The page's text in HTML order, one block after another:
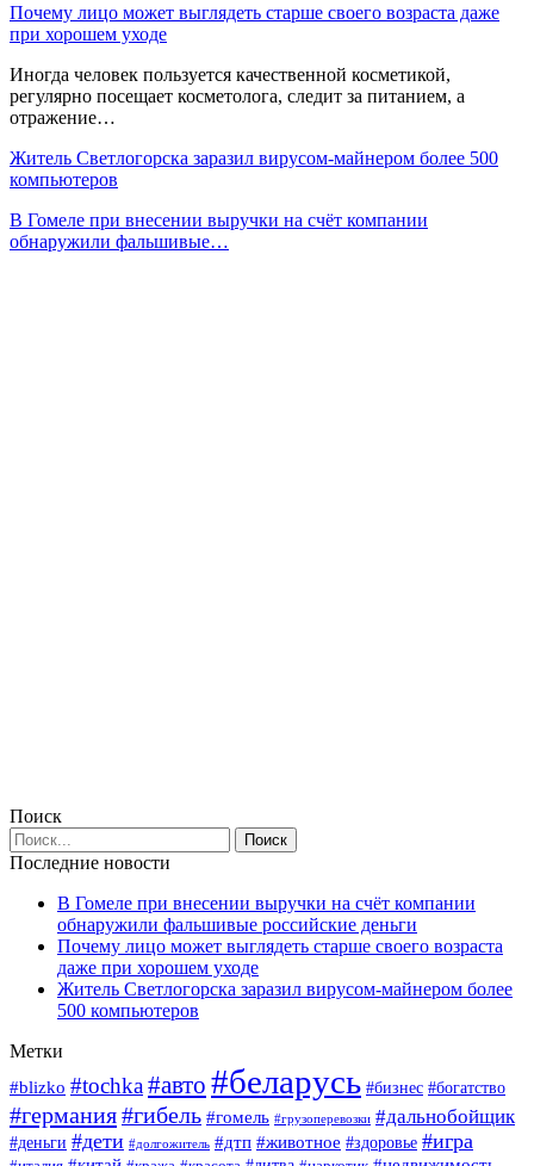
Почему лицо может выглядеть старше своего возраста даже
при хорошем уходе
Иногда человек пользуется качественной косметикой,
регулярно посещает косметолога, следит за питанием, а
отражение…
Житель Светлогорска заразил вирусом-майнером более 500
компьютеров
В Гомеле при внесении выручки на счёт компании
обнаружили фальшивые…
Поиск
Последние новости
В Гомеле при внесении выручки на счёт компании
обнаружили фальшивые российские деньги
Почему лицо может выглядеть старше своего возраста
даже при хорошем уходе
Житель Светлогорска заразил вирусом-майнером более
500 компьютеров
Метки
#blizko #tochka#авто #беларусь #бизнес #богатство
#германия#гибель #гомель #грузоперевозки #дальнобойщик
#деньги #дети #долгожитель #дтп #животное #здоровье #игра